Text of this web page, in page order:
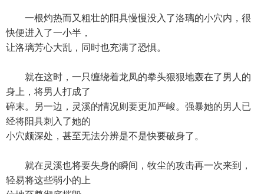
一根灼热而又粗壮的阳具慢慢没入了洛璃的小穴内，很
快便进入了一小半，
让洛璃芳心大乱，同时也充满了恐惧。
就在这时，一只缠绕着龙凤的拳头狠狠地轰在了男人的
身上，将男人打成了
碎末。另一边，灵溪的情况则要更加严峻。强暴她的男人已
经将阳具刺入了她的
小穴颇深处，甚至无法分辨是不是快要破身了。
就在灵溪也将要失身的瞬间，牧尘的攻击再一次来到，
轻易将这些弱小的上